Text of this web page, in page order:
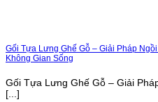
Gối Tựa Lưng Ghế Gỗ – Giải Pháp
Không Gian Sống
Gối Tựa Lưng Ghế Gỗ – Giải
[...]